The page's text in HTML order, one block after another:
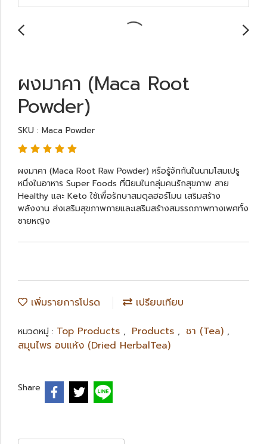
ผงมาคา (Maca Root
Powder)
SKU : Maca Powder
ผงมาคา (Maca Root Raw Powder) หรือรู้จักกันในนามโสมเปรู
หนึ่งในอาหาร Super Foods ที่นิยมในกลุ่มคนรักสุขภาพ สาย
Healthy และ Keto ใช้เพื่อรักษาสมดุลฮอร์โมน เสริมสร้าง
พลังงาน ส่งเสริมสุขภาพกายและเสริมสร้างสมรรถภาพทางเพศทั้ง
ชายหญิง
เพิ่มรายการโปรด เปรียบเทียบ
หมวดหมู่ : Top Products , Products , ชา (Tea) ,
สมุนไพร อบแห้ง (Dried HerbalTea)
Share